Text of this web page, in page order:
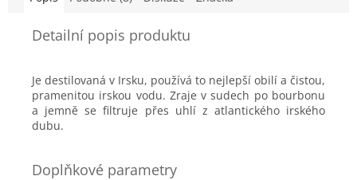
Detailní popis produktu
Je destilovaná v Irsku, používá to nejlepší obilí a čistou,
pramenitou irskou vodu. Zraje v sudech po bourbonu
a jemně se filtruje přes uhlí z atlantického irského
dubu.
Doplňkové parametry